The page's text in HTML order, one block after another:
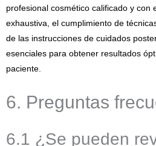
profesional cosmético calificado y con
exhaustiva, el cumplimiento de
de las instrucciones de cuidados
esenciales para obtener resultados
paciente.
6. Preguntas
6.1 ¿Se pueden